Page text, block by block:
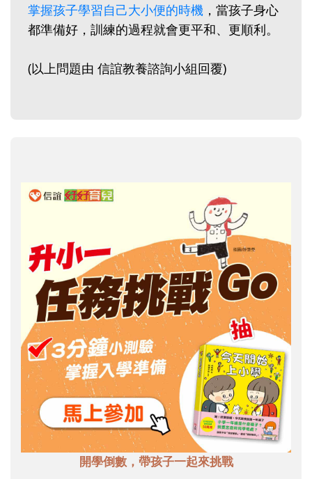
掌握孩子學習自己大小便的時機 ，當孩子身心
都準備好，訓練的過程就會更平和、更順利。
(以上問題由 信誼教養諮詢小組回覆)
開學倒數，帶孩子一起來挑戰